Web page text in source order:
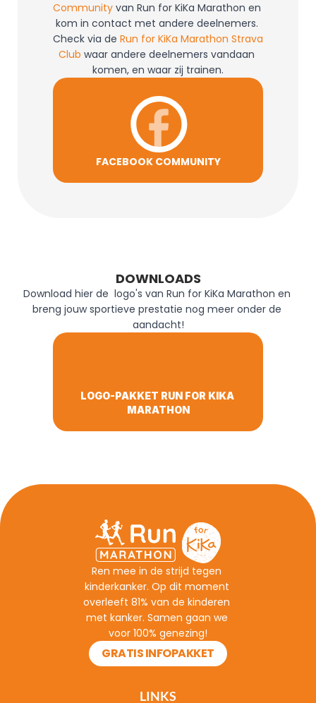
Community van Run for KiKa Marathon en
kom in contact met andere deelnemers.
Check via de Run for KiKa Marathon Strava
Club waar andere deelnemers vandaan
komen, en waar zij trainen.
FACEBOOK COMMUNITY
DOWNLOADS
Download hier de  logo's van Run for KiKa Marathon en
breng jouw sportieve prestatie nog meer onder de
aandacht!
LOGO-PAKKET RUN FOR KIKA
MARATHON
Ren mee in de strijd tegen
kinderkanker. Op dit moment
overleeft 81% van de kinderen
met kanker. Samen gaan we
voor 100% genezing!
GRATIS INFOPAKKET
LINKS